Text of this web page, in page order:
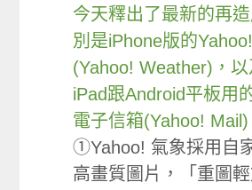
今天釋出了最新的再
別是iPhone版的
(Yahoo! Weather)，
iPad跟Android平板用
電子信箱(Yahoo! Mail)
①Yahoo! 氣象採用自
高畫質圖片，「重圖